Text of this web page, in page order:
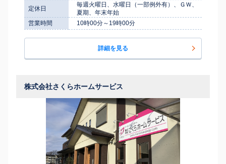
定休日
毎週火曜日、水曜日（一部例外有）、ＧＷ、
夏期、年末年始
営業時間
10時00分～19時00分
詳細を見る
株式会社さくらホームサービス